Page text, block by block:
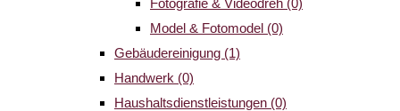
Fotografie & Videodreh (0)
Model & Fotomodel (0)
Gebäudereinigung (1)
Handwerk (0)
Haushaltsdienstleistungen (0)